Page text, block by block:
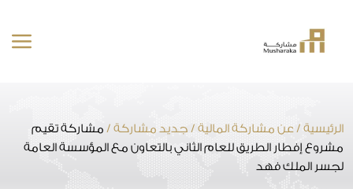
المحتوى
الرئيسية /عن مشاركة المالية / جديد مشاركة / مشاركة تقيم
مشروع إفطار الطريق للعام الثاني بالتعاون مع المؤسسة العامة
لجسر الملك فهد